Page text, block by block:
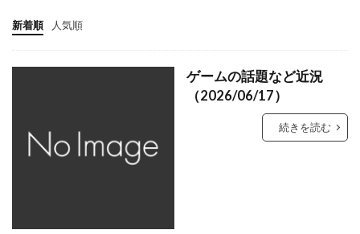
新着順 人気順
ゲームの話題など近況
（2026/06/17）
続きを読む